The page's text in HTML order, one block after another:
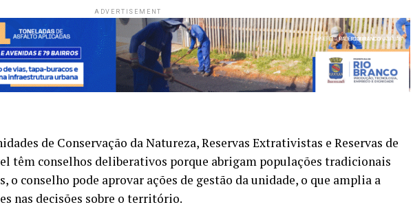
ADVERTISEMENT
de Conservação da Natureza, Reservas Extrativistas e Reservas de
têm conselhos deliberativos porque abrigam populações tradicionais
o conselho pode aprovar ações de gestão da unidade, o que amplia a
nas decisões sobre o território.